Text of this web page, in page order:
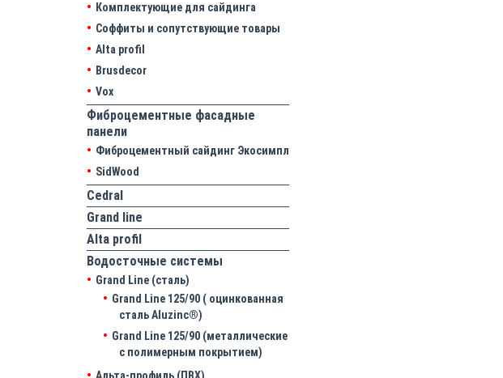
Комплектующие для сайдинга
Соффиты и сопутствующие товары
Alta profil
Brusdecor
Vox
Фиброцементные фасадные
панели
Фиброцементный сайдинг Экосимпл
SidWood
Cedral
Grand line
Аlta profil
Водосточные системы
Grand Line (сталь)
Grand Line 125/90 ( оцинкованная
сталь Aluzinc®)
Grand Line 125/90 (металлические
с полимерным покрытием)